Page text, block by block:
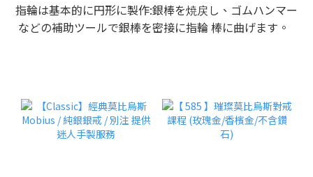
指輪は基本的に円形に製作:銀棒を焼戻し、ゴムハンマー
などの補助ツールで銀棒を密接に指輪 棒に曲げます。